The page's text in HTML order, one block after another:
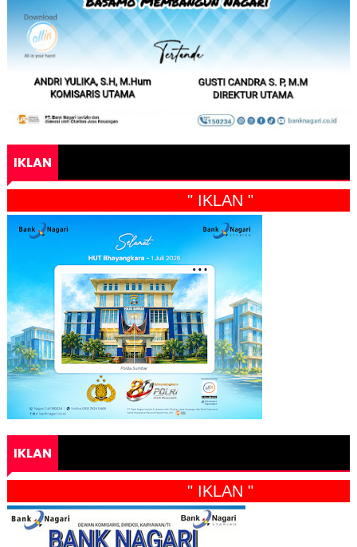
IKLAN
" IKLAN "
IKLAN
" IKLAN "